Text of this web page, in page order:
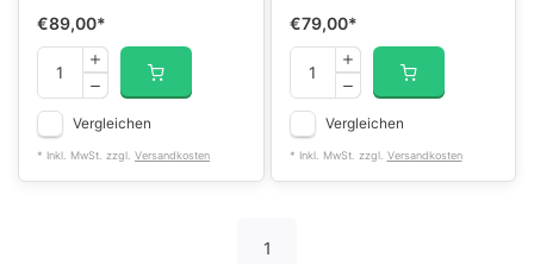
€89,00*
Vergleichen
* Inkl. MwSt. zzgl. Versandkosten
€79,00*
Vergleichen
* Inkl. MwSt. zzgl. Versandkosten
1